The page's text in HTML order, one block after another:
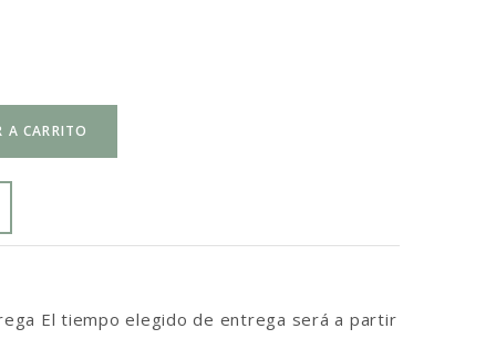
A CARRITO
El tiempo elegido de entrega será a partir